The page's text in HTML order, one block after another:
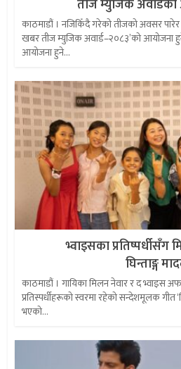
तीज म्युजिक
काठमाडौं । नजिकिँदै गरेको तीजको अवसर
खबर तीज म्युजिक अवार्ड–२०८३’को आयोजना
आयोजना हुने...
भ्वाइसका प्रतिष्पर्धीसँग
घिन्ताङ्ग
काठमाडौं । गायिका मिलन नेवार र द भ्वाइस
प्रतिस्पर्धीहरूको स्वरमा रहेको सन्देशमूलक गीत
भएको...